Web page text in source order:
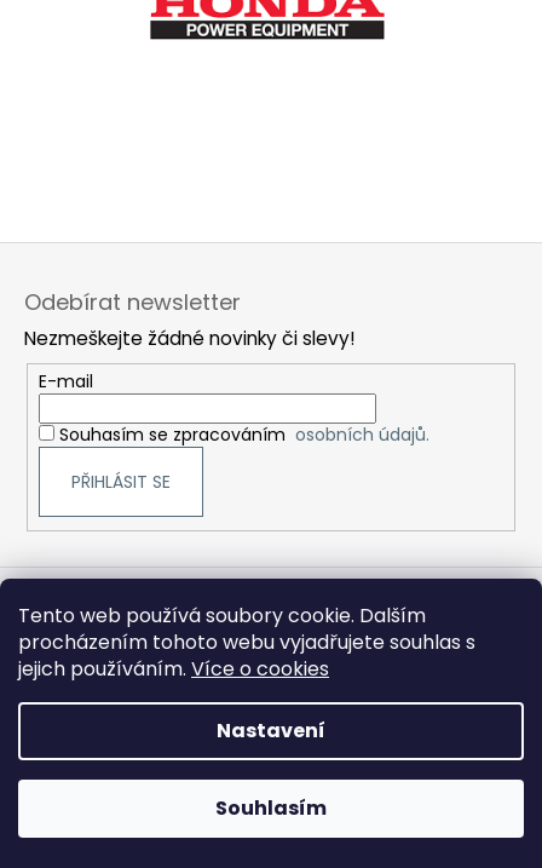
Tento web používá soubory cookie. Dalším
procházením tohoto webu vyjadřujete souhlas s
jejich používáním. Více o cookies
Nastavení
Souhlasím
DOVOLENÁ 10. 8. – 14. 8. V tomto období je prodejna, e-shop i
servis uzavřen. Těšíme se na Vás opět od 17. 8. 🚜 Více než
Odebírat newsletter
Nezmeškejte žádné novinky či slevy!
E-mail
Souhasím se zpracováním osobních údajů.
PŘIHLÁSIT SE
Kontakt
brojirfrantisek@seznam.cz
+420 606 944 283